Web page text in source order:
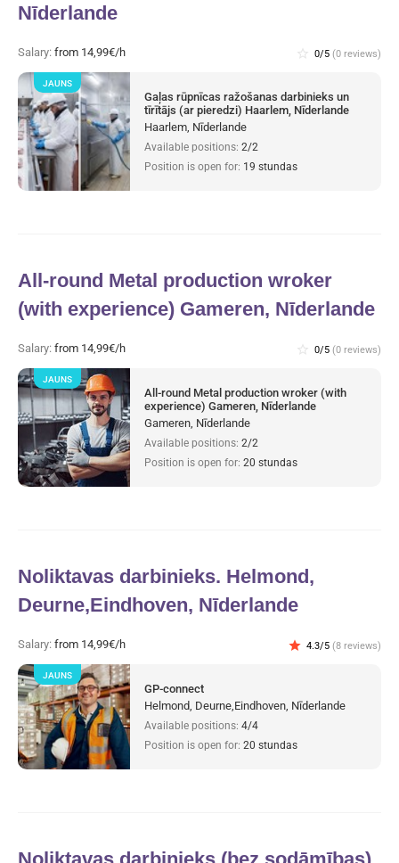
Nīderlande
Salary: from 14,99€/h star_border 0/5 (0 reviews)
Gaļas rūpnīcas ražošanas darbinieks un
tīrītājs (ar pieredzi) Haarlem, Nīderlande
Haarlem, Nīderlande
Available positions: 2/2
Position is open for: 19 stundas
JAUNS
All-round Metal production wroker
(with experience) Gameren, Nīderlande
Salary: from 14,99€/h star_border 0/5 (0 reviews)
All-round Metal production wroker (with
experience) Gameren, Nīderlande
Gameren, Nīderlande
Available positions: 2/2
Position is open for: 20 stundas
JAUNS
Noliktavas darbinieks. Helmond,
Deurne,Eindhoven, Nīderlande
Salary: from 14,99€/h star 4.3/5 (8 reviews)
GP-connect
Helmond, Deurne,Eindhoven, Nīderlande
Available positions: 4/4
Position is open for: 20 stundas
JAUNS